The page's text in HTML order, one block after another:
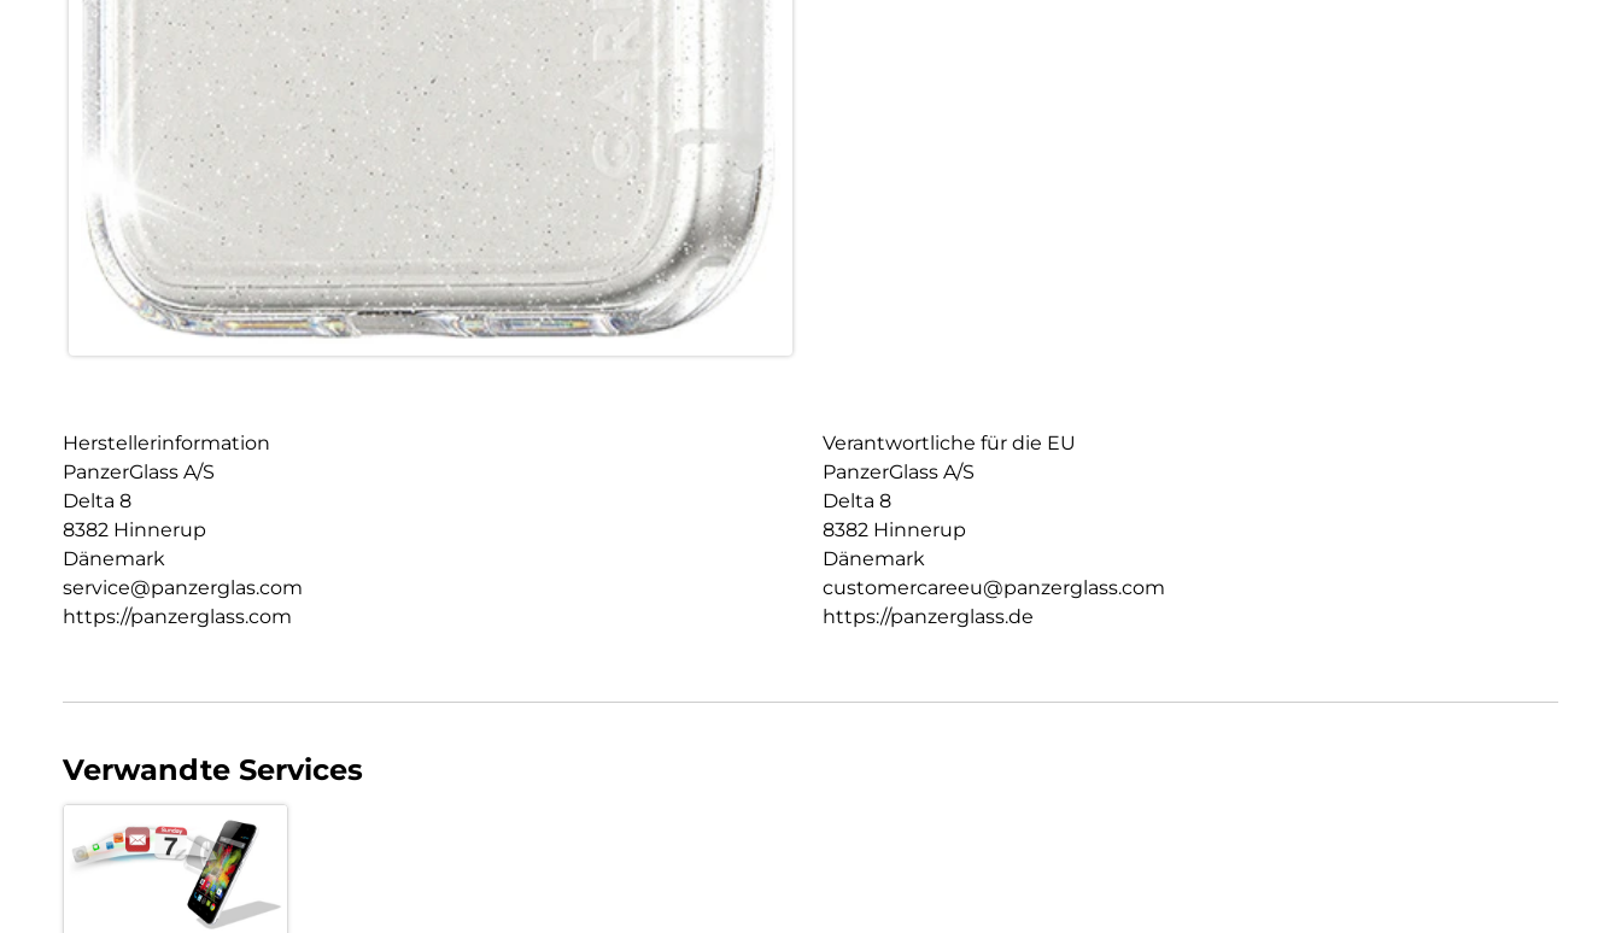
Herstellerinformation
PanzerGlass A/S
Delta 8
8382 Hinnerup
Dänemark
service@panzerglas.com
https://panzerglass.com
Verantwortliche für die EU
PanzerGlass A/S
Delta 8
8382 Hinnerup
Dänemark
customercareeu@panzerglass.com
https://panzerglass.de
Verwandte Services